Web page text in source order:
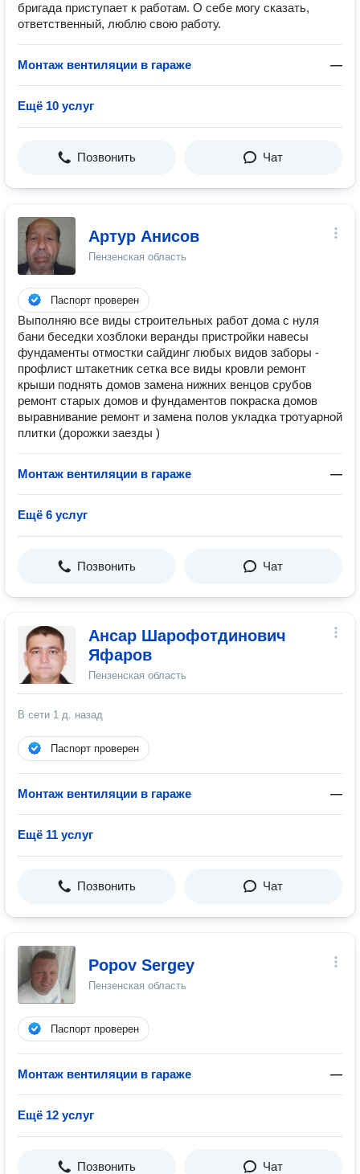
бригада приступает к работам. О себе могу сказать,
ответственный, люблю свою работу.
Монтаж вентиляции в гараже —
Ещё 10 услуг
Позвонить Чат
Артур Анисов
Пензенская область
Паспорт проверен
Выполняю все виды строительных работ дома с нуля
бани беседки хозблоки веранды пристройки навесы
фундаменты отмостки сайдинг любых видов заборы -
профлист штакетник сетка все виды кровли ремонт
крыши поднять домов замена нижних венцов срубов
ремонт старых домов и фундаментов покраска домов
выравнивание ремонт и замена полов укладка тротуарной
плитки (дорожки заезды )
Монтаж вентиляции в гараже —
Ещё 6 услуг
Позвонить Чат
Ансар Шарофотдинович
Яфаров
Пензенская область
В сети 1 д. назад
Паспорт проверен
Монтаж вентиляции в гараже —
Ещё 11 услуг
Позвонить Чат
Popov Sergey
Пензенская область
Паспорт проверен
Монтаж вентиляции в гараже —
Ещё 12 услуг
Позвонить Чат